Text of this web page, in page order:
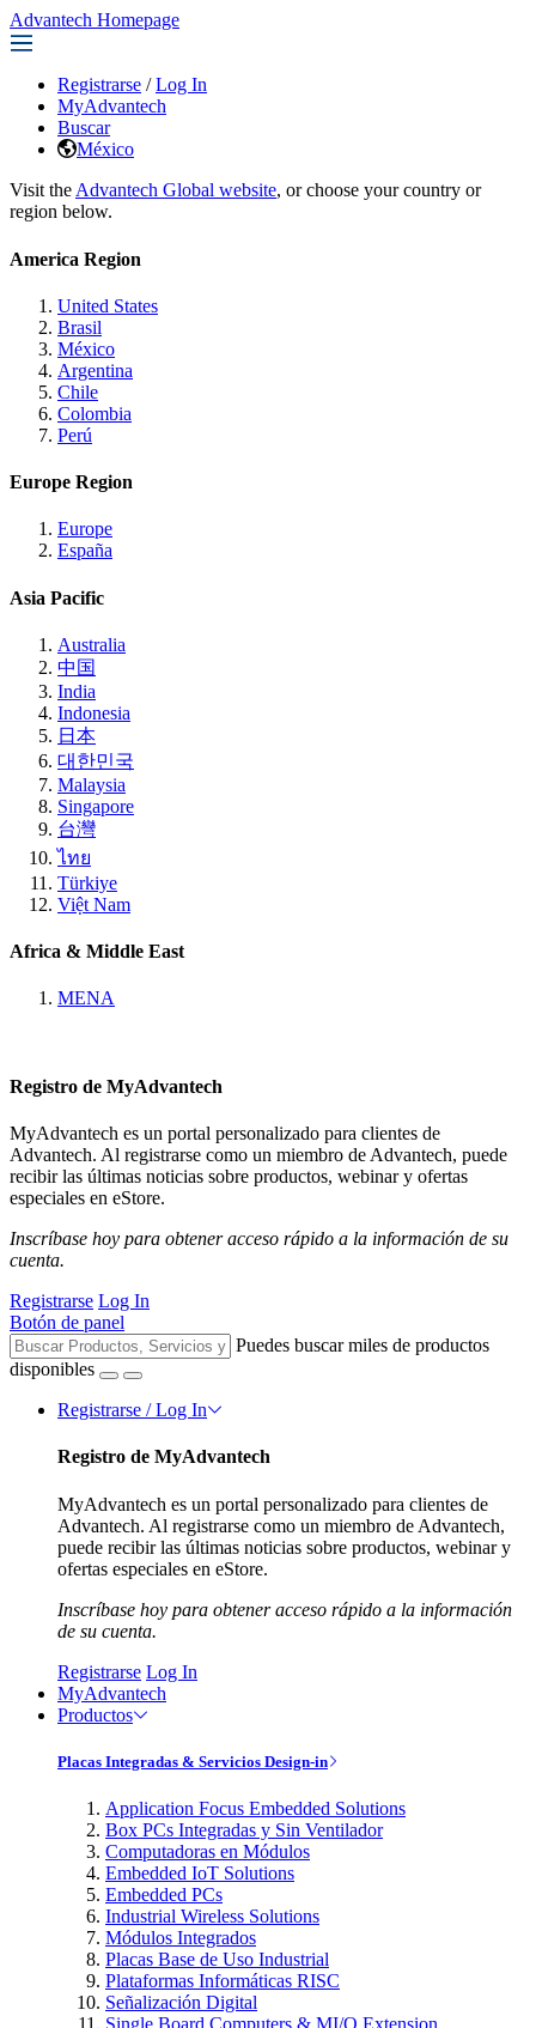
Advantech Homepage
Registrarse / Log In
MyAdvantech
Buscar
México
Visit the Advantech Global website, or choose your country or
region below.
America Region
United States
Brasil
México
Argentina
Chile
Colombia
Perú
Europe Region
Europe
España
Asia Pacific
Australia
中国
India
Indonesia
日本
대한민국
Malaysia
Singapore
台灣
ไทย
Türkiye
Việt Nam
Africa & Middle East
MENA
Registro de MyAdvantech
MyAdvantech es un portal personalizado para clientes de
Advantech. Al registrarse como un miembro de Advantech, puede
recibir las últimas noticias sobre productos, webinar y ofertas
especiales en eStore.
Inscríbase hoy para obtener acceso rápido a la información de su
cuenta.
Registrarse Log In
Botón de panel
Puedes buscar miles de productos
disponibles
Registrarse / Log In
Registro de MyAdvantech
MyAdvantech es un portal personalizado para clientes de
Advantech. Al registrarse como un miembro de Advantech,
puede recibir las últimas noticias sobre productos, webinar y
ofertas especiales en eStore.
Inscríbase hoy para obtener acceso rápido a la información
de su cuenta.
Registrarse Log In
MyAdvantech
Productos
Placas Integradas & Servicios Design-in
Application Focus Embedded Solutions
Box PCs Integradas y Sin Ventilador
Computadoras en Módulos
Embedded IoT Solutions
Embedded PCs
Industrial Wireless Solutions
Módulos Integrados
Placas Base de Uso Industrial
Plataformas Informáticas RISC
Señalización Digital
Single Board Computers & MI/O Extension